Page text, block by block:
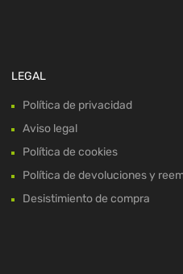
LEGAL
Política de privacidad
Aviso legal
Política de cookies
Política de devoluciones y
Desistimiento de compra